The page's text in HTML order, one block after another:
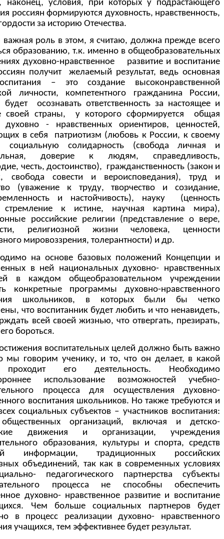
наконец, условия, при которых у подрастающего
россиян формируются духовность, нравственность,
за историю Отечества.
важная роль в этом, я считаю, должна прежде всего
образованию, т.к. именно в общеобразовательных
духовно-нравственное развитие и воспитание
получит желаемый результат, ведь основная
– это создание высоконравственной
личности, компетентного гражданина России,
будет осознавать ответственность за настоящее и
своей страны, у которого сформируется общая
духовно - нравственных ориентиров, ценностей,
в себя патриотизм (любовь к России, к своему
социальную солидарность (свобода личная и
доверие к людям, справедливость,
честь, достоинство), гражданственность (закон и
свобода совести и вероисповедания), труд и
(уважение к труду, творчество и созидание,
и настойчивость), науку (ценность
стремление к истине, научная картина мира),
российские религии (представление о вере,
религиозной жизни человека, ценности
мировоззрения, толерантности) и др.
на основе базовых положений Концепции и
в ней национальных духовно- нравственных
в каждом общеобразовательном учреждении
конкретные программы духовно-нравственного
школьников, в которых были бы четко
что воспитанник будет любить и что ненавидеть,
всей своей жизнью, что отвергать, презирать,
бороться.
воспитательных целей должно быть важно
мы говорим ученику, и то, что он делает, в какой
его деятельность. Необходимо
использование возможностей учебно-
процесса для осуществления духовно-
воспитания школьников. Но также требуются и
социальных субъектов – участников воспитания:
организаций, включая и детско-
движения и организации, учреждения
образования, культуры и спорта, средств
информации, традиционных российских
объединений, так как в современных условиях
педагогического партнерства субъекты
процесса не способны обеспечить
духовно- нравственное развитие и воспитание
Чем больше социальных партнеров будет
в процесс реализации духовно- нравственного
учащихся, тем эффективнее будет результат.